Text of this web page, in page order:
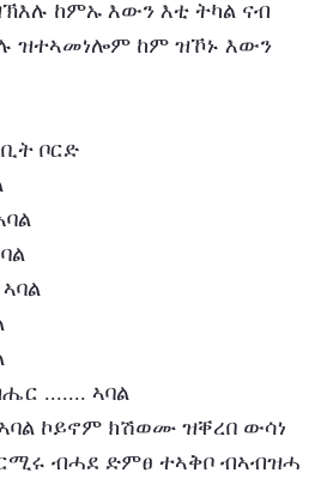
ዝተኣመነሎም ከም ዝኾኑ እውን
ቦርድ
....... ኣባል
ብሓደ ድምፀ ተኣቅቦ ብኣብዝሓ